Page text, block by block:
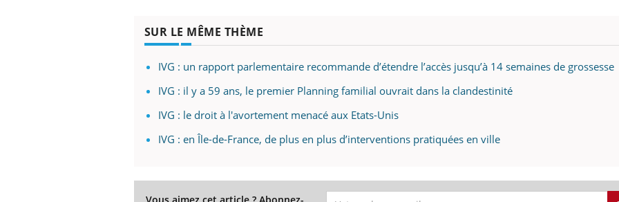
SUR LE MÊME THÈME
IVG : un rapport parlementaire recommande d’étendre l’accès jusqu’à 14 semaines de grossesse
IVG : il y a 59 ans, le premier Planning familial ouvrait dans la clandestinité
IVG : le droit à l'avortement menacé aux Etats-Unis
IVG : en Île-de-France, de plus en plus d’interventions pratiquées en ville
Carence en fer : comprendre pour
même alopécie… Les symptômes de la
carence en fer sont multiples ce qui la rend
Youtube
Insuline & Charge mentale : et si on
osait en parler?? Youtube
reste entourée d'idées reçues chez les
patients comme parfois chez les soignants.
Youtube
Eczéma Chronique
préparer pour l’été !
rythme de vie ! Vacances,